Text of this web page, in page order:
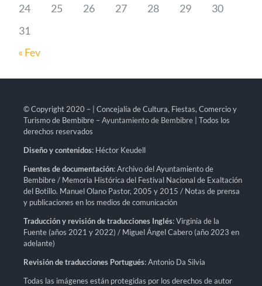
24
25 26 27 28 29
30
31
« Fev
© Copyright 2020 – | Concejalía de Cultura, Fiestas, Comercio y
Turismo de Bembibre –Ayuntamiento de Bembibre| Todos los
derechos reservados
Diseño y contenidos: Héctor Keudell
Fuentes de documentación: Archivo del Ayuntamiento de
Bembibre / Memoria Histórica del Festival Nacional de Exaltación
del Botillo. Manuel Olano Pastor, 2005 y 2015 / Notas de prensa
y publicaciones en los medios de comunicación
Traducción y revisión de traducciones Inglés: Virginia de la
Fuente (años 2021 y 2022) / Miguel Ángel Cabero (año 2023 en
adelante)
Revisión de traducciones Portugués: Antonio Da Silvia
Todas las imágenes están protegidas por los derechos de autor